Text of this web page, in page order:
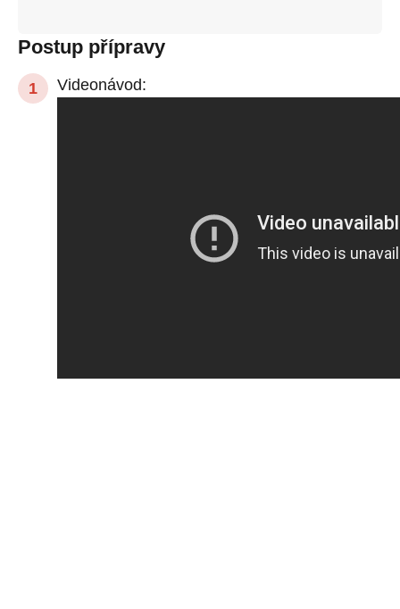
Postup přípravy
Videonávod: